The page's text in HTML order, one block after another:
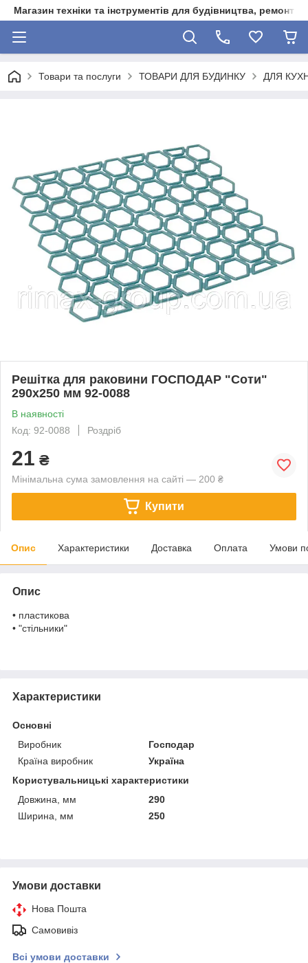
Магазин техніки та інструментів для будівництва, ремонту,
Товари та послуги ТОВАРИ ДЛЯ БУДИНКУ ДЛЯ
Решітка для раковини ГОСПОДАР "Соти"
290х250 мм 92-0088
В наявності
Код: 92-0088
Роздріб
21 ₴
Мінімальна сума замовлення на сайті — 200 ₴
Купити
Опис Характеристики Доставка Оплата Умови
Опис
• пластикова
• "стільники"
Характеристики
Основні
Виробник
Господар
Країна виробник
Україна
Користувальницькі характеристики
Довжина, мм
290
Ширина, мм
250
Умови доставки
Нова Пошта
Самовивіз
Всі умови доставки